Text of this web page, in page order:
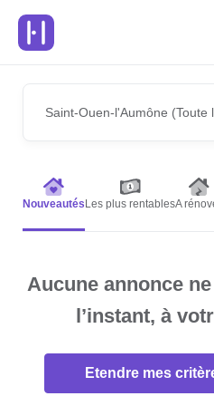
Saint-Ouen-l'Aumône (Toute
Nouveautés Les plus rentablesA
Aucune annonce
l’instant, à
Etendre mes